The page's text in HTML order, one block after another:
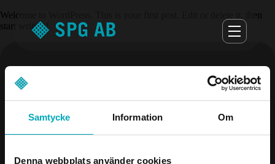
Samtycke Information Om
Denna webbplats använder cookies
Welcome to WordPress. This is your first post. Edit or delete it, then
start writing!